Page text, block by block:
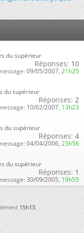
du supérieur
Réponses: 10
09/05/2007, 21h25
du supérieur
Réponses: 2
10/02/2007, 13h23
du supérieur
Réponses: 4
04/04/2006, 23h56
du supérieur
Réponses: 1
30/09/2005, 19h55
15h13.